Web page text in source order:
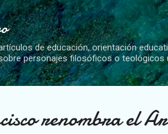
Ir al contenido
de educación, orientación
personajes filosóficos o
renombra el